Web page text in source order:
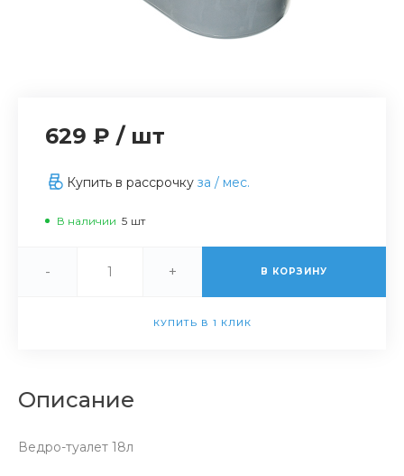
629 ₽ / шт
Купить в рассрочку за / мес.
В наличии 5 шт
- + В КОРЗИНУ
КУПИТЬ В 1 КЛИК
Описание
Ведро-туалет 18л